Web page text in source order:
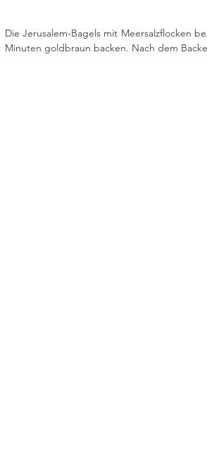
Die Jerusalem-Bagels mit Meersalzflocken
Minuten goldbraun backen. Nach dem